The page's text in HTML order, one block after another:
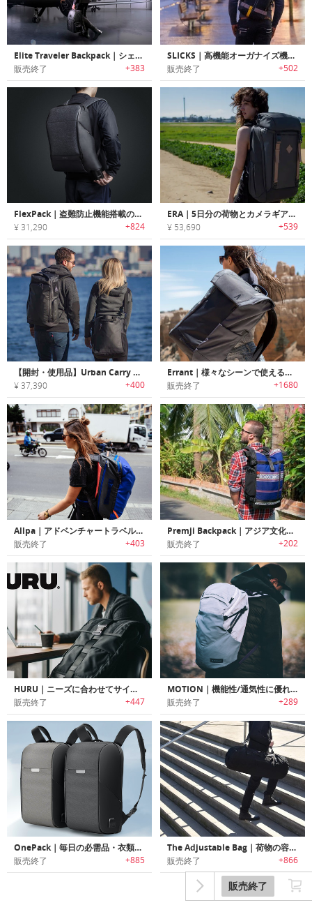
販売終了
Elite Traveler Backpack｜シェルフ/ドロワー付きバックパック「エリートトラベルバックパック」
販売終了 +383
SLICKS｜高機能オーガナイズ機能搭載3WAYトラベルバックパック「スリックス」
販売終了 +502
FlexPack｜盗難防止機能搭載の多機能ダッフル/バックパック「フレックスパック」シリーズ
¥ 31,290 +824
ERA｜5日分の荷物とカメラギアを収納可能な大容量トラベルバックパック「エラ」
¥ 53,690 +539
【開封・使用品】Urban Carry System｜耐久性・オーガナイズ・アクセス性に優れ都市生活に最適なトート・バックパック「アーバンキャリーシステム」
¥ 37,390 +400
Errant｜様々なシーンで使えるミニマルデザインEDCバックパック「エラン」
販売終了 +1680
Allpa｜アドベンチャートラベルに最適な耐久性/防犯性に優れたキャリーオンサイズバックパック「アルパ」
販売終了 +403
Premji Backpack｜アジア文化を伝承する生地を使ったエスニックバックパック「プレムジ」
販売終了 +202
HURU｜ニーズに合わせてサイズ変更可能なタフユースバックパック「フル」
販売終了 +447
MOTION｜機能性/通気性に優れたデザインバックパック「モーション」
販売終了 +289
OnePack｜毎日の必需品・衣類・モバイルデバイスのキャリーに便利な19の機能ポケット付きバックパック「ワンパック」
販売終了 +885
The Adjustable Bag｜荷物の容量に合わせて3つのサイズに切り替え可能なコンバーチブルバッグ「タブ」
販売終了 +866